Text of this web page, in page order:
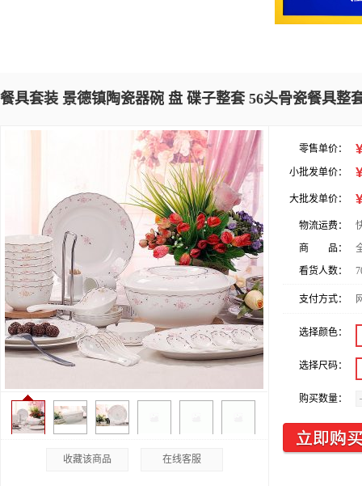
餐具套装 景德镇陶瓷器碗 盘 碟子整套 56头骨瓷餐具整
收藏该商品 在线客服
零售单价：
小批发单价：
大批发单价：
物流运费：
商 品：
看货人数：
支付方式：
选择颜色：
选择尺码：
购买数量：